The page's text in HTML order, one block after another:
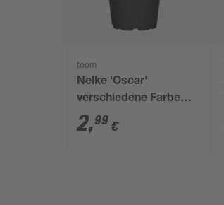
toom
Nelke 'Oscar'
verschiedene Farben
10,5 cm Topf
2,99 €